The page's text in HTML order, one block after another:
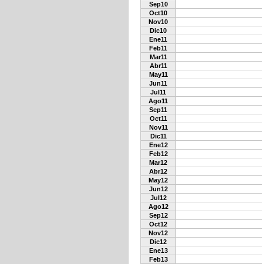
Sep10
Oct10
Nov10
Dic10
Ene11
Feb11
Mar11
Abr11
May11
Jun11
Jul11
Ago11
Sep11
Oct11
Nov11
Dic11
Ene12
Feb12
Mar12
Abr12
May12
Jun12
Jul12
Ago12
Sep12
Oct12
Nov12
Dic12
Ene13
Feb13